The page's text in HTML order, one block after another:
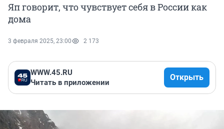
Яп говорит, что чувствует себя в России как
дома
3 февраля 2025, 23:00 2 173
WWW.45.RU
Читать в приложении
Открыть